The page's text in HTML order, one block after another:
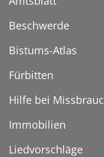
Beschwerde
Bistums-Atlas
Fürbitten
Hilfe bei
Immobilien
Liedvorschläge